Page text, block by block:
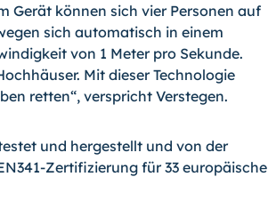
Gerät können sich vier Personen auf
sich automatisch in einem
von 1 Meter pro Sekunde.
Mit dieser Technologie
retten“, verspricht Verstegen.
und hergestellt und von der
Zertifizierung für 33 europäische